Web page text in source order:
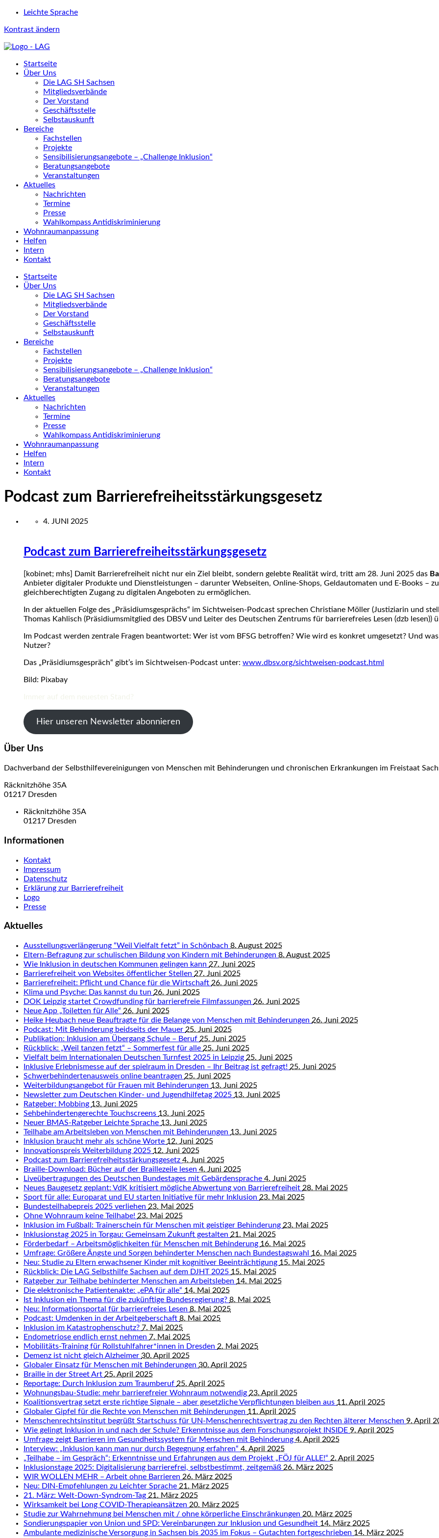
Leichte Sprache
Kontrast ändern
Startseite
Über Uns
Die LAG SH Sachsen
Mitgliedsverbände
Der Vorstand
Geschäftsstelle
Selbstauskunft
Bereiche
Fachstellen
Projekte
Sensibilisierungsangebote – „Challenge Inklusion“
Beratungsangebote
Veranstaltungen
Aktuelles
Nachrichten
Termine
Presse
Wahlkompass Antidiskriminierung
Wohnraumanpassung
Helfen
Intern
Kontakt
Startseite
Über Uns
Die LAG SH Sachsen
Mitgliedsverbände
Der Vorstand
Geschäftsstelle
Selbstauskunft
Bereiche
Fachstellen
Projekte
Sensibilisierungsangebote – „Challenge Inklusion“
Beratungsangebote
Veranstaltungen
Aktuelles
Nachrichten
Termine
Presse
Wahlkompass Antidiskriminierung
Wohnraumanpassung
Helfen
Intern
Kontakt
Podcast zum Barrierefreiheitsstärkungsgesetz
4. JUNI 2025
Podcast zum Barrierefreiheitsstärkungsgesetz
[kobinet; mhs] Damit Barrierefreiheit nicht nur ein Ziel bleibt, sondern gelebte Realität wird, tritt am 28. Juni 2025 das
Anbieter digitaler Produkte und Dienstleistungen – darunter Webseiten, Online-Shops, Geldautomaten und E-Books –
gleichberechtigten Zugang zu digitalen Angeboten zu ermöglichen.
In der aktuellen Folge des „Präsidiumsgesprächs“ im Sichtweisen-Podcast sprechen Christiane Möller (Justiziarin und
Thomas Kahlisch (Präsidiumsmitglied des DBSV und Leiter des Deutschen Zentrums für barrierefreies Lesen (dzb
Im Podcast werden zentrale Fragen beantwortet: Wer ist vom BFSG betroffen? Wie wird es konkret umgesetzt? Und
Nutzer?
Das „Präsidiumsgespräch“ gibt’s im Sichtweisen-Podcast unter: www.dbsv.org/sichtweisen-podcast.html
Bild: Pixabay
Hier unseren Newsletter abonnieren
Über Uns
Dachverband der Selbsthilfevereinigungen von Menschen mit Behinderungen und chronischen Erkrankungen im Freistaat
Räcknitzhöhe 35A
01217 Dresden
Räcknitzhöhe 35A
01217 Dresden
Informationen
Kontakt
Impressum
Datenschutz
Erklärung zur Barrierefreiheit
Logo
Presse
Aktuelles
Ausstellungsverlängerung “Weil Vielfalt fetzt” in Schönbach 8. August 2025
Eltern-Befragung zur schulischen Bildung von Kindern mit Behinderungen 8. August 2025
Wie Inklusion in deutschen Kommunen gelingen kann 27. Juni 2025
Barrierefreiheit von Websites öffentlicher Stellen 27. Juni 2025
Barrierefreiheit: Pflicht und Chance für die Wirtschaft 26. Juni 2025
Klima und Psyche: Das kannst du tun 26. Juni 2025
DOK Leipzig startet Crowdfunding für barrierefreie Filmfassungen 26. Juni 2025
Neue App „Toiletten für Alle“ 26. Juni 2025
Heike Heubach neue Beauftragte für die Belange von Menschen mit Behinderungen 26. Juni 2025
Podcast: Mit Behinderung beidseits der Mauer 25. Juni 2025
Publikation: Inklusion am Übergang Schule – Beruf 25. Juni 2025
Rückblick: „Weil tanzen fetzt“ – Sommerfest für alle 25. Juni 2025
Vielfalt beim Internationalen Deutschen Turnfest 2025 in Leipzig 25. Juni 2025
Inklusive Erlebnismesse auf der spielraum in Dresden – Ihr Beitrag ist gefragt! 25. Juni 2025
Schwerbehindertenausweis online beantragen 25. Juni 2025
Weiterbildungsangebot für Frauen mit Behinderungen 13. Juni 2025
Newsletter zum Deutschen Kinder- und Jugendhilfetag 2025 13. Juni 2025
Ratgeber: Mobbing 13. Juni 2025
Sehbehindertengerechte Touchscreens 13. Juni 2025
Neuer BMAS-Ratgeber Leichte Sprache 13. Juni 2025
Teilhabe am Arbeitsleben von Menschen mit Behinderungen 13. Juni 2025
Inklusion braucht mehr als schöne Worte 12. Juni 2025
Innovationspreis Weiterbildung 2025 12. Juni 2025
Podcast zum Barrierefreiheitsstärkungsgesetz 4. Juni 2025
Braille-Download: Bücher auf der Braillezeile lesen 4. Juni 2025
Liveübertragungen des Deutschen Bundestages mit Gebärdensprache 4. Juni 2025
Neues Baugesetz geplant: VdK kritisiert mögliche Abwertung von Barrierefreiheit 28. Mai 2025
Sport für alle: Europarat und EU starten Initiative für mehr Inklusion 23. Mai 2025
Bundesteilhabepreis 2025 verliehen 23. Mai 2025
Ohne Wohnraum keine Teilhabe! 23. Mai 2025
Inklusion im Fußball: Trainerschein für Menschen mit geistiger Behinderung 23. Mai 2025
Inklusionstag 2025 in Torgau: Gemeinsam Zukunft gestalten 21. Mai 2025
Förderbedarf – Arbeitsmöglichkeiten für Menschen mit Behinderung 16. Mai 2025
Umfrage: Größere Ängste und Sorgen behinderter Menschen nach Bundestagswahl 16. Mai 2025
Neu: Studie zu Eltern erwachsener Kinder mit kognitiver Beeinträchtigung 15. Mai 2025
Rückblick: Die LAG Selbsthilfe Sachsen auf dem DJHT 2025 15. Mai 2025
Ratgeber zur Teilhabe behinderter Menschen am Arbeitsleben 14. Mai 2025
Die elektronische Patientenakte: „ePA für alle“ 14. Mai 2025
Ist Inklusion ein Thema für die zukünftige Bundesregierung? 8. Mai 2025
Neu: Informationsportal für barrierefreies Lesen 8. Mai 2025
Podcast: Umdenken in der Arbeitgeberschaft 8. Mai 2025
Inklusion im Katastrophenschutz? 7. Mai 2025
Endometriose endlich ernst nehmen 7. Mai 2025
Mobilitäts-Training für Rollstuhlfahrer*innen in Dresden 2. Mai 2025
Demenz ist nicht gleich Alzheimer 30. April 2025
Globaler Einsatz für Menschen mit Behinderungen 30. April 2025
Braille in der Street Art 25. April 2025
Reportage: Durch Inklusion zum Traumberuf 25. April 2025
Wohnungsbau-Studie: mehr barrierefreier Wohnraum notwendig 23. April 2025
Koalitionsvertrag setzt erste richtige Signale – aber gesetzliche Verpflichtungen bleiben aus 11. April 2025
Globaler Gipfel für die Rechte von Menschen mit Behinderungen 11. April 2025
Menschenrechtsinstitut begrüßt Startschuss für UN-Menschenrechtsvertrag zu den Rechten älterer Menschen 9. April
Wie gelingt Inklusion in und nach der Schule? Erkenntnisse aus dem Forschungsprojekt INSIDE 9. April 2025
Umfrage zeigt Barrieren im Gesundheitssystem für Menschen mit Behinderung 4. April 2025
Interview: „Inklusion kann man nur durch Begegnung erfahren“ 4. April 2025
„Teilhabe – im Gespräch“: Erkenntnisse und Erfahrungen aus dem Projekt „FÖJ für ALLE!“ 2. April 2025
Inklusionstage 2025: Digitalisierung barrierefrei, selbstbestimmt, zeitgemäß 26. März 2025
WIR WOLLEN MEHR – Arbeit ohne Barrieren 26. März 2025
Neu: DIN-Empfehlungen zu Leichter Sprache 21. März 2025
21. März: Welt-Down-Syndrom-Tag 21. März 2025
Wirksamkeit bei Long COVID-Therapieansätzen 20. März 2025
Studie zur Wahrnehmung bei Menschen mit / ohne körperliche Einschränkungen 20. März 2025
Sondierungspapier von Union und SPD: Vereinbarungen zur Inklusion und Gesundheit 14. März 2025
Ambulante medizinische Versorgung in Sachsen bis 2035 im Fokus – Gutachten fortgeschrieben 14. März 2025